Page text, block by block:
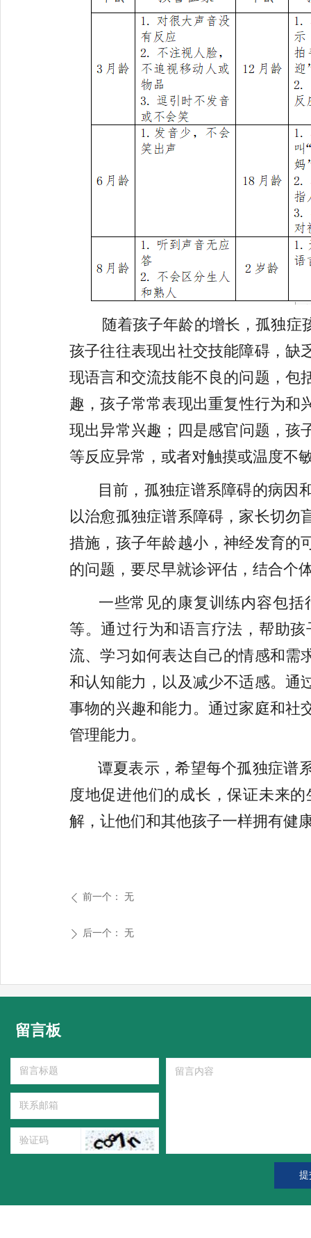
随着孩子年龄的增长，孤独症
孩子往往表现出社交技能障碍，缺
现语言和交流技能不良的问题，包
趣，孩子常常表现出重复性行为和
现出异常兴趣； 四是感官问题，孩
等反应异常，或者对触摸或温度不
目前，孤独症谱系障碍的病因
以治愈孤独症谱系障碍，家长切勿
措施，孩子年龄越小，神经发育的
的问题，要尽早就诊评估，结合个
一些常见的康复训练内容包
等。通过行为和语言疗法，帮助
流、学习如何表达自己的情感和需
和认知能力，以及减少不适感。通
事物的兴趣和能力。通过家庭和社
管理能力。
谭夏表示，希望每个孤独症谱
度地促进他们的成长，保证未来
解，让他们和其他孩子一样拥有健
ꄴ 前一个： 无
ꄲ 后一个： 无
留言板
提